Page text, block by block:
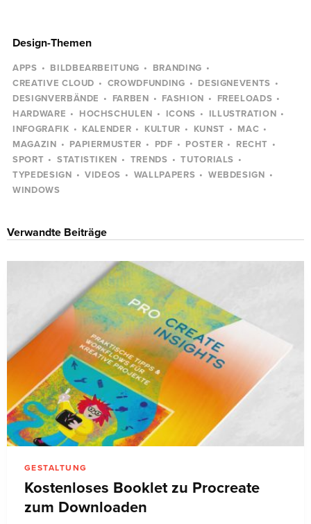
Design-Themen
APPS BILDBEARBEITUNG
BRANDING
CREATIVE CLOUD
CROWDFUNDING
DESIGNEVENTS
DESIGNVERBÄNDE
FARBEN FASHION
FREELOADS
HARDWARE
HOCHSCHULEN ICONS
ILLUSTRATION
INFOGRAFIK
KALENDER KULTUR KUNST
MAC
MAGAZIN
PAPIERMUSTER PDF POSTER
RECHT
SPORT
STATISTIKEN TRENDS
TUTORIALS
TYPEDESIGN
VIDEOS WALLPAPERS
WEBDESIGN
WINDOWS
Verwandte Beiträge
GESTALTUNG
Kostenloses Booklet zu Procreate
zum Downloaden